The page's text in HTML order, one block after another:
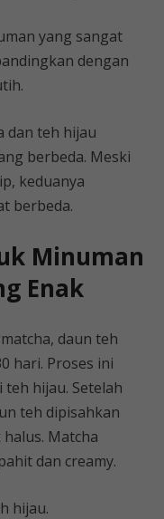
yang sangat
dengan
dan teh hijau
berbeda. Meski
keduanya
berbeda.
Minuman
Enak
daun teh
hari. Proses ini
hijau. Setelah
teh dipisahkan
Matcha
dan creamy.
hijau.